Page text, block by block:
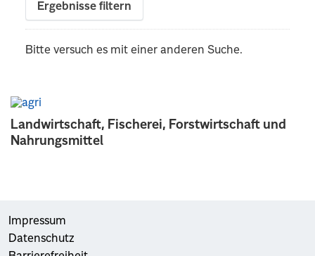
Landwirtschaft, Fischerei, Forstwirtschaft und
Nahrungsmittel
Ergebnisse filtern
Bitte versuch es mit einer anderen Suche.
Impressum
Datenschutz